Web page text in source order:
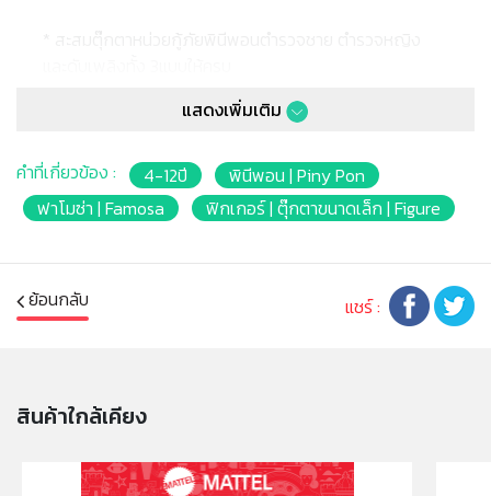
* ในแพ็คมีตุ๊กตาหน่วยกู้ภัย และเจ้าหมากู้ภัยอย่างละ 1ตัว
* Product size : ตุ๊กตาขนาด 7cm.
* เหมาะสำหรับเด็กอายุ 4ปีขึ้นไป
* บาร์โค้ด: 8410779069788
แสดงเพิ่มเติม
คำที่เกี่ยวข้อง : 4-12ปี
พินีพอน | Piny Pon
ฟาโมซ่า | Famosa
ฟิกเกอร์ | ตุ๊กตาขนาดเล็ก | Figure
ย้อนกลับ แชร์ :
สินค้าใกล้เคียง